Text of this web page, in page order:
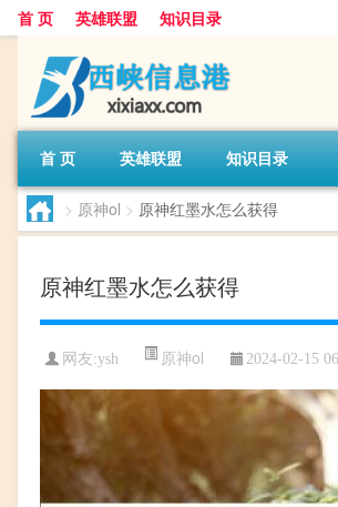
首 页 英雄联盟 知识目录
首 页 英雄联盟 知识目录
> 原神ol > 原神红墨水怎么获得
原神红墨水怎么获得
网友:ysh 原神ol 2024-02-15